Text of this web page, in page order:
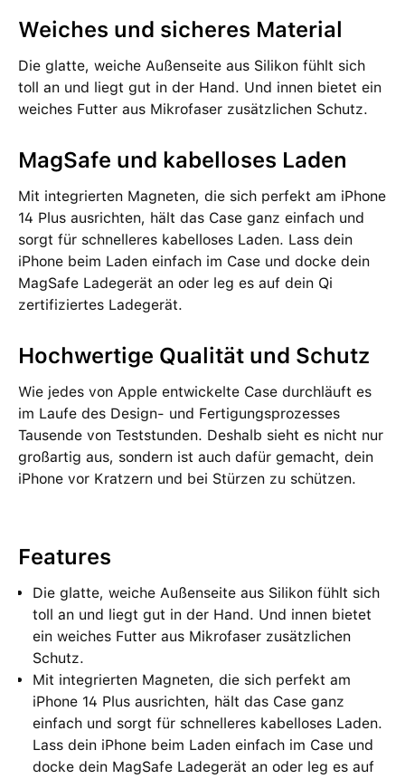
Weiches und sicheres Material
Die glatte, weiche Außenseite aus Silikon fühlt sich
toll an und liegt gut in der Hand. Und innen bietet ein
weiches Futter aus Mikrofaser zusätzlichen Schutz.
MagSafe und kabelloses Laden
Mit integrierten Magneten, die sich perfekt am iPhone
14 Plus ausrichten, hält das Case ganz einfach und
sorgt für schnelleres kabelloses Laden. Lass dein
iPhone beim Laden einfach im Case und docke dein
MagSafe Ladegerät an oder leg es auf dein Qi
zertifiziertes Ladegerät.
Hochwertige Qualität und Schutz
Wie jedes von Apple entwickelte Case durchläuft es
im Laufe des Design- und Fertigungs­prozesses
Tausende von Teststunden. Deshalb sieht es nicht nur
großartig aus, sondern ist auch dafür gemacht, dein
iPhone vor Kratzern und bei Stürzen zu schützen.
Features
Die glatte, weiche Außenseite aus Silikon fühlt sich
toll an und liegt gut in der Hand. Und innen bietet
ein weiches Futter aus Mikrofaser zusätzlichen
Schutz.
Mit integrierten Magneten, die sich perfekt am
iPhone 14 Plus ausrichten, hält das Case ganz
einfach und sorgt für schnelleres kabelloses Laden.
Lass dein iPhone beim Laden einfach im Case und
docke dein MagSafe Ladegerät an oder leg es auf